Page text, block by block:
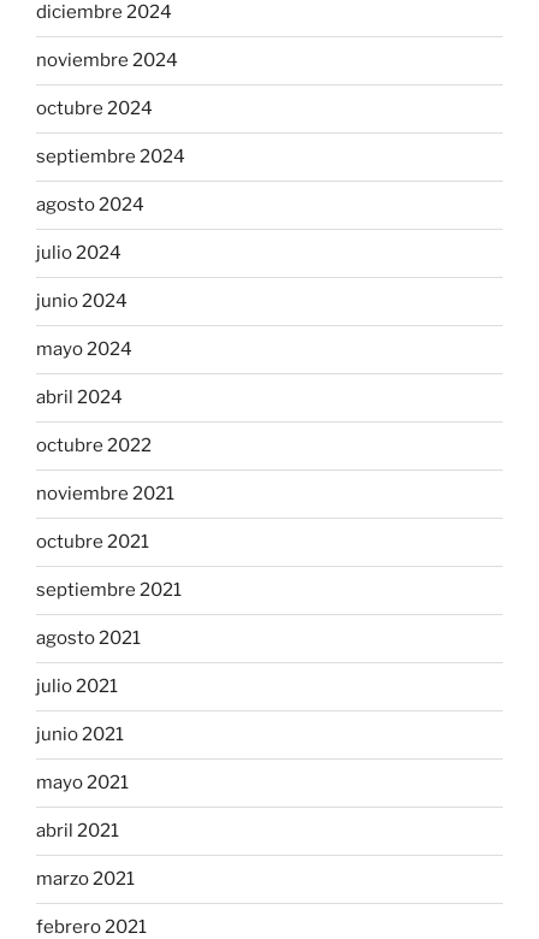
diciembre 2024
noviembre 2024
octubre 2024
septiembre 2024
agosto 2024
julio 2024
junio 2024
mayo 2024
abril 2024
octubre 2022
noviembre 2021
octubre 2021
septiembre 2021
agosto 2021
julio 2021
junio 2021
mayo 2021
abril 2021
marzo 2021
febrero 2021